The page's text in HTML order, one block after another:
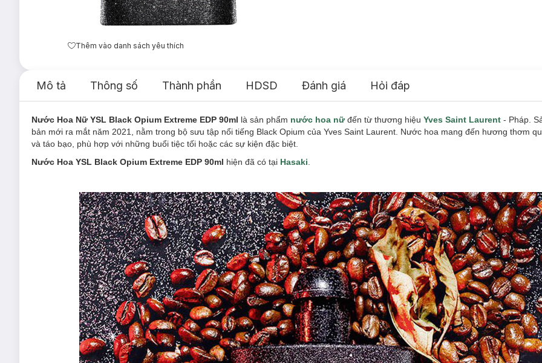
Thêm vào danh sách yêu thích
Mô tả Thông số Thành phần HDSD Đánh giá Hỏi đáp
Nước Hoa Nữ YSL Black Opium Extreme EDP 90ml là sản phẩm nước hoa nữđến từ thương hiệu Yves Saint Laurent - Pháp.
bản mới ra mắt năm 2021, nằm trong bộ sưu tập nổi tiếng Black Opium của Yves Saint Laurent. Nước hoa mang đến hương thơm
và táo bạo, phù hợp với những buổi tiệc tối hoặc các sự kiện đặc biệt.
Nước Hoa YSL Black Opium Extreme EDP 90ml hiện đã có tại Hasaki